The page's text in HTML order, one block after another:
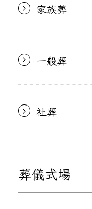
家族葬
一般葬
社葬
葬儀式場